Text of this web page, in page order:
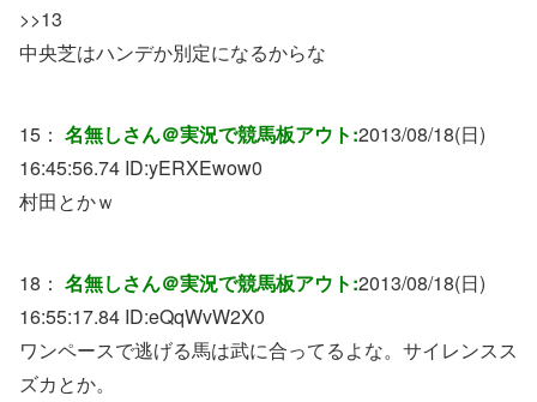
>>13
中央芝はハンデか別定になるからな
15： 名無しさん＠実況で競馬板アウト:2013/08/18(日)
16:45:56.74 ID:yERXEwow0
村田とかｗ
18： 名無しさん＠実況で競馬板アウト:2013/08/18(日)
16:55:17.84 ID:eQqWvW2X0
ワンペースで逃げる馬は武に合ってるよな。サイレンスス
ズカとか。